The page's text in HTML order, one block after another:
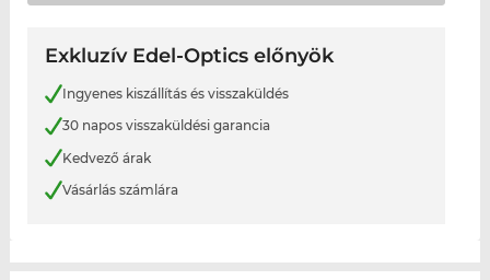
Exkluzív Edel-Optics előnyök
Ingyenes kiszállítás és visszaküldés
30 napos visszaküldési garancia
Kedvező árak
Vásárlás számlára